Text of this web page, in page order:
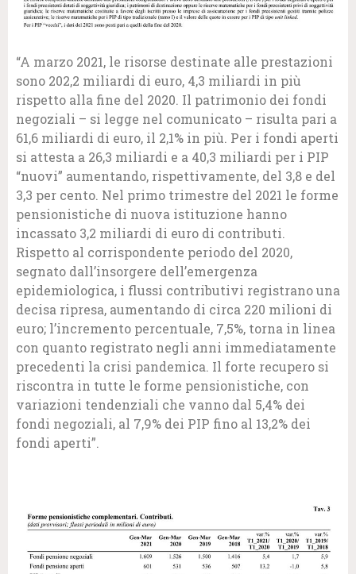
“A marzo 2021, le risorse destinate alle prestazioni
sono 202,2 miliardi di euro, 4,3 miliardi in più
rispetto alla fine del 2020. Il patrimonio dei fondi
negoziali – si legge nel comunicato – risulta pari a
61,6 miliardi di euro, il 2,1% in più. Per i fondi aperti
si attesta a 26,3 miliardi e a 40,3 miliardi per i PIP
“nuovi” aumentando, rispettivamente, del 3,8 e del
3,3 per cento. Nel primo trimestre del 2021 le forme
pensionistiche di nuova istituzione hanno
incassato 3,2 miliardi di euro di contributi.
Rispetto al corrispondente periodo del 2020,
segnato dall’insorgere dell’emergenza
epidemiologica, i flussi contributivi registrano una
decisa ripresa, aumentando di circa 220 milioni di
euro; l’incremento percentuale, 7,5%, torna in linea
con quanto registrato negli anni immediatamente
precedenti la crisi pandemica. Il forte recupero si
riscontra in tutte le forme pensionistiche, con
variazioni tendenziali che vanno dal 5,4% dei
fondi negoziali, al 7,9% dei PIP fino al 13,2% dei
fondi aperti”.